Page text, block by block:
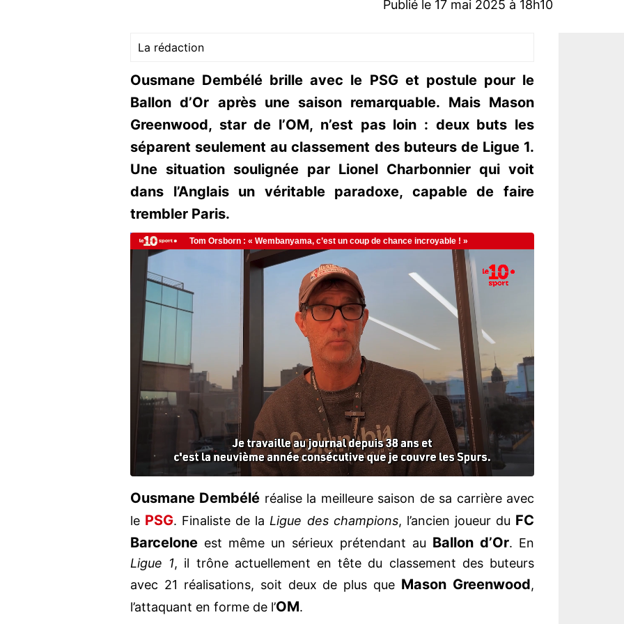
Publié le 17 mai 2025 à 18h10
La rédaction
Ousmane Dembélé brille avec le PSG et postule pour le
Ballon d’Or après une saison remarquable. Mais Mason
Greenwood, star de l’OM, n’est pas loin : deux buts les
séparent seulement au classement des buteurs de Ligue 1.
Une situation soulignée par Lionel Charbonnier qui voit
dans l’Anglais un véritable paradoxe, capable de faire
trembler Paris.
Ousmane Dembélé réalise la meilleure saison de sa carrière avec
le PSG. Finaliste de laLigue des champions, l’ancien joueur du FC
Barcelone est même un sérieux prétendant au Ballon d’Or. En
Ligue 1, il trône actuellement en tête du classement des buteurs
avec 21 réalisations, soit deux de plus que Mason Greenwood,
l’attaquant en forme de l’OM.